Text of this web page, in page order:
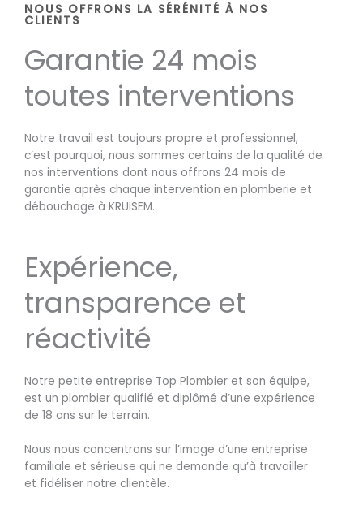
NOUS OFFRONS LA SÉRÉNITÉ À NOS
CLIENTS
Garantie 24 mois
toutes interventions
Notre travail est toujours propre et professionnel,
c’est pourquoi, nous sommes certains de la qualité de
nos interventions dont nous offrons 24 mois de
garantie après chaque intervention en plomberie et
débouchage à KRUISEM.
Expérience,
transparence et
réactivité
Notre petite entreprise Top Plombier et son équipe,
est un plombier qualifié et diplômé d’une expérience
de 18 ans sur le terrain.
Nous nous concentrons sur l’image d’une entreprise
familiale et sérieuse qui ne demande qu’à travailler
et fidéliser notre clientèle.